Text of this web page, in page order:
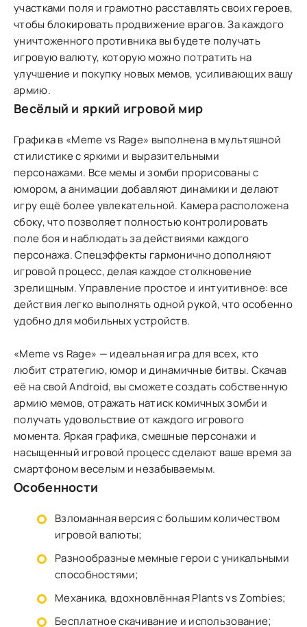
участками поля и грамотно расставлять своих героев,
чтобы блокировать продвижение врагов. За каждого
уничтоженного противника вы будете получать
игровую валюту, которую можно потратить на
улучшение и покупку новых мемов, усиливающих вашу
армию.
Весёлый и яркий игровой мир
Графика в «Meme vs Rage» выполнена в мультяшной
стилистике с яркими и выразительными
персонажами. Все мемы и зомби прорисованы с
юмором, а анимации добавляют динамики и делают
игру ещё более увлекательной. Камера расположена
сбоку, что позволяет полностью контролировать
поле боя и наблюдать за действиями каждого
персонажа. Спецэффекты гармонично дополняют
игровой процесс, делая каждое столкновение
зрелищным. Управление простое и интуитивное: все
действия легко выполнять одной рукой, что особенно
удобно для мобильных устройств.
«Meme vs Rage» — идеальная игра для всех, кто
любит стратегию, юмор и динамичные битвы. Скачав
её на свой Android, вы сможете создать собственную
армию мемов, отражать натиск комичных зомби и
получать удовольствие от каждого игрового
момента. Яркая графика, смешные персонажи и
насыщенный игровой процесс сделают ваше время за
смартфоном веселым и незабываемым.
Особенности
Взломанная версия с большим количеством
игровой валюты;
Разнообразные мемные герои с уникальными
способностями;
Механика, вдохновлённая Plants vs Zombies;
Бесплатное скачивание и использование;